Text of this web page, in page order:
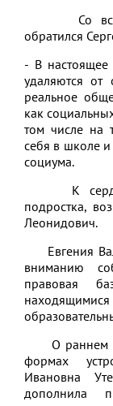
Со
обратился
- В
удаляются от
реальное
как
том числе на
себя в школе
социума.
К сердцу
подростка,
Леонидович.
Евгения
вниманию
правовая
О раннем
формах
Ивановна
дополнила